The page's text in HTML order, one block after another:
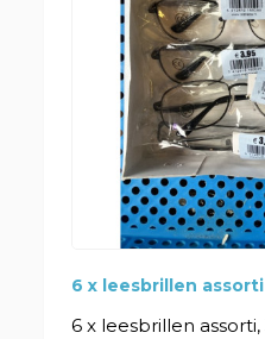
6 x leesbrillen assorti
6 x leesbrillen assorti,